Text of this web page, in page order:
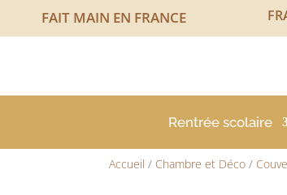
FAIT MAIN EN FRANCE
Rentrée scolaire
Accueil / Chambre et Déco /